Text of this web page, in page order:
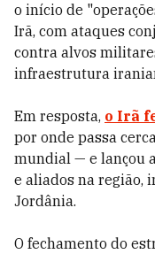
o início de
Irã, com ataques
contra alvos
infraestrutura
Em resposta, o Irã
por onde passa
mundial — e lançou
e aliados na região,
Jordânia.
O fechamento do